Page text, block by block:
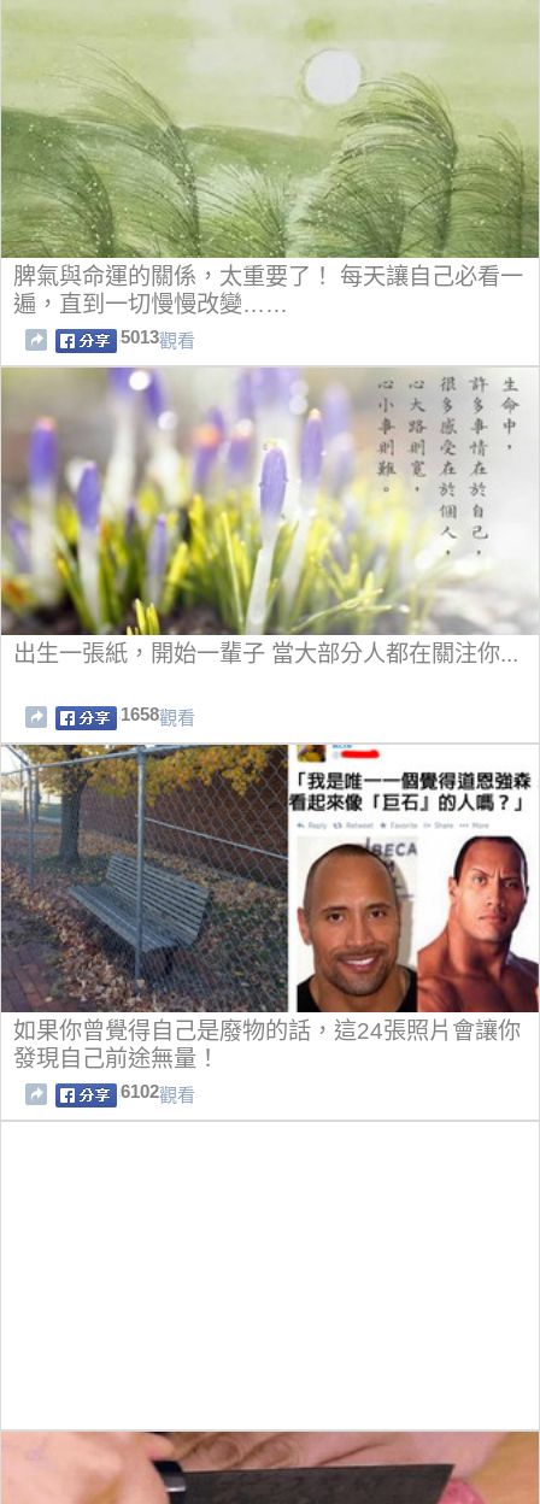
脾氣與命運的關係，太重要了！ 每天讓自己必看一
遍，直到一切慢慢改變……
5013觀看
出生一張紙，開始一輩子 當大部分人都在關注你...
1658觀看
如果你曾覺得自己是廢物的話，這24張照片會讓你
發現自己前途無量！
6102觀看